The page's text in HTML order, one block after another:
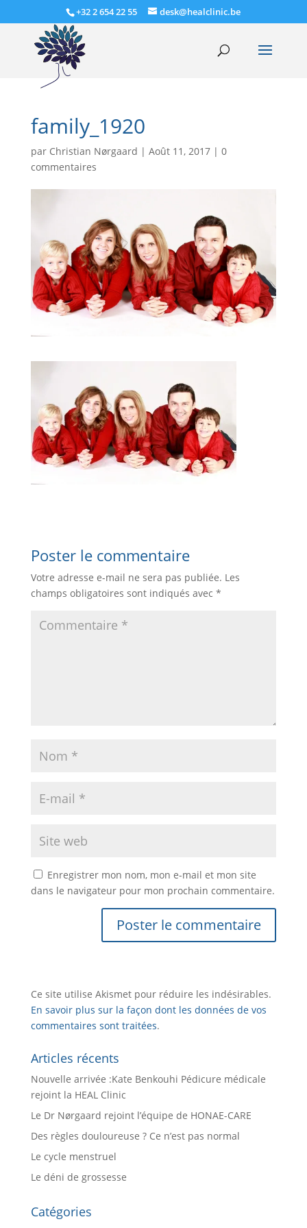
+32 2 654 22 55 desk@healclinic.be
family_1920
par Christian Nørgaard | Août 11, 2017| 0
commentaires
Poster le commentaire
Votre adresse e-mail ne sera pas publiée. Les
champs obligatoires sont indiqués avec *
Enregistrer mon nom, mon e-mail et mon site
dans le navigateur pour mon prochain commentaire.
Ce site utilise Akismet pour réduire les indésirables.
En savoir plus sur la façon dont les données de vos
commentaires sont traitées.
Articles récents
Nouvelle arrivée :Kate Benkouhi Pédicure médicale
rejoint la HEAL Clinic
Le Dr Nørgaard rejoint l’équipe de HONAE-CARE
Des règles douloureuse ? Ce n’est pas normal
Le cycle menstruel
Le déni de grossesse
Catégories